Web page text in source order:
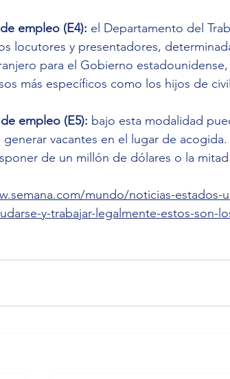
empleo (E4): el Departamento del
locutores y presentadores,
para el Gobierno
más específicos como los hijos de
empleo (E5): bajo esta modalidad
vacantes en el lugar de
de un millón de dólares o la
mundo/noticias-estados-
y-trabajar-legalmente-estos-son-